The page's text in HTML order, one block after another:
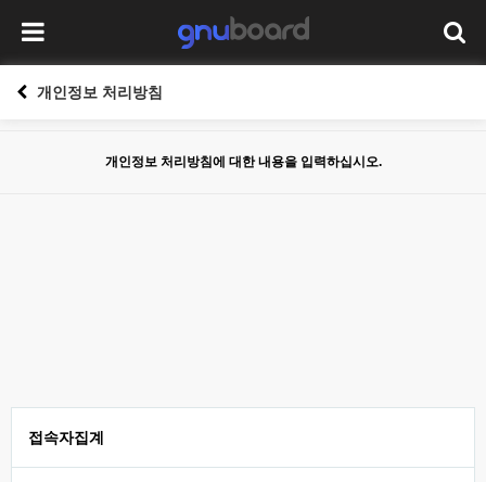
개인정보 처리방침
개인정보 처리방침에 대한 내용을 입력하십시오.
접속자집계